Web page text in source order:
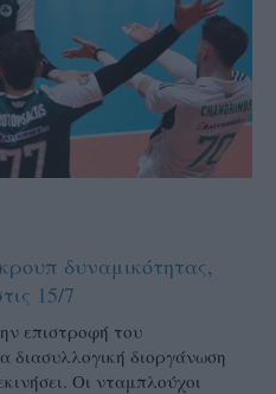
δυναμικότητας,
15/7
επιστροφή του
διασυλλογική διοργάνωση
Οι νταμπλούχοι